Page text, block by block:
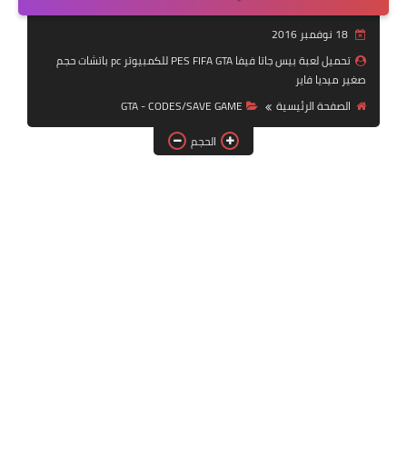
بلايستيشن PS2
18 نوفمبر 2016
تحميل لعبة بيس جاتا فيفا PES FIFA GTA للكمبيوتر pc باتشات حجم
صغير ميديا فاير
الصفحة الرئيسية
GTA - CODES/SAVE GAME
الحجم